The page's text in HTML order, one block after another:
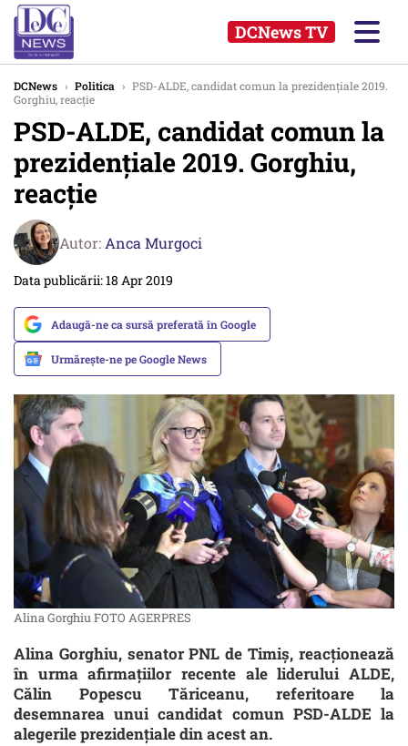
DCNews TV
DCNews › Politica › PSD-ALDE, candidat comun la prezidențiale 2019.
Gorghiu, reacție
PSD-ALDE, candidat comun la
prezidențiale 2019. Gorghiu,
reacție
Autor: Anca Murgoci
Data publicării: 18 Apr 2019
Adaugă-ne ca sursă preferată în Google
Urmărește-ne pe Google News
Alina Gorghiu FOTO AGERPRES
Alina Gorghiu, senator PNL de Timiș, reacționează
în urma afirmațiilor recente ale liderului ALDE,
Călin Popescu Tăriceanu, referitoare la
desemnarea unui candidat comun PSD-ALDE la
alegerile prezidențiale din acest an.